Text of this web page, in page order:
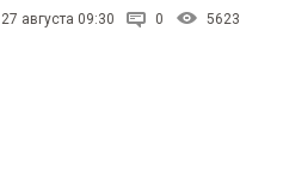
27 августа 09:30 0 5623